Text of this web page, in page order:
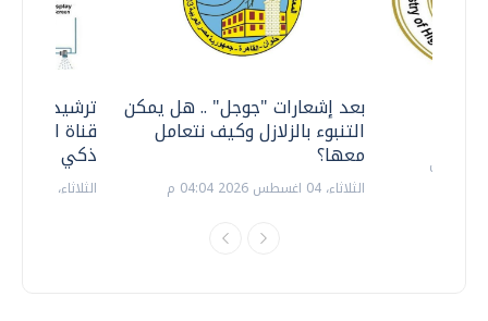
ترشيدا
قناة
ذكي
الثلاثاء، 14 يوليو 2026 06:11 م
بعد إشعارات "جوجل" .. هل يمكن
التنبوء بالزلازل وكيف نتعامل
معها؟
الثلاثاء، 04 اغسطس 2026 04:04 م